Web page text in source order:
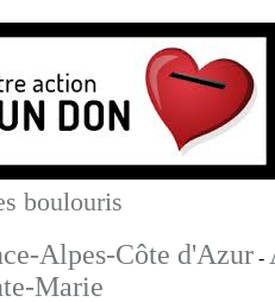
boulouris
Alpes-Côte d'Azur -
Marie